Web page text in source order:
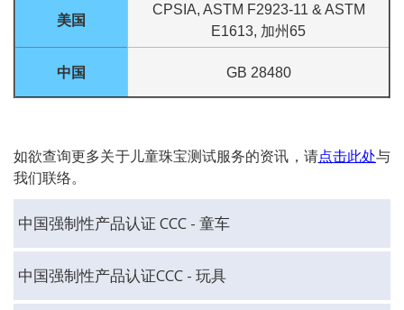
美国
CPSIA, ASTM F2923-11 & ASTM
E1613, 加州65
中国 GB 28480
如欲查询更多关于儿童珠宝测试服务的资讯， 请点击此处与
我们联络。
中国强制性产品认证 CCC - 童车
中国强制性产品认证CCC - 玩具